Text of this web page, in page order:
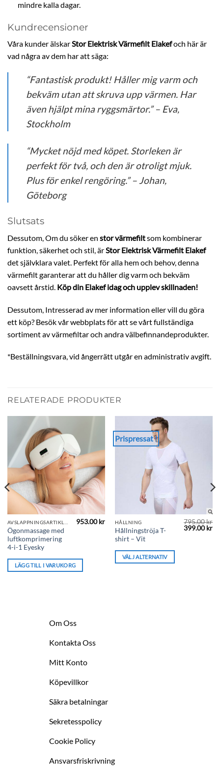
mindre kalla dagar.
Kundrecensioner
Våra kunder älskarStor Elektrisk Värmefilt Elakefoch här är
vad några av dem har att säga:
“Fantastisk produkt! Håller mig varm och
bekväm utan att skruva upp värmen. Har
även hjälpt mina ryggsmärtor.” – Eva,
Stockholm
“Mycket nöjd med köpet. Storleken är
perfekt för två, och den är otroligt mjuk.
Plus för enkel rengöring.” – Johan,
Göteborg
Slutsats
Dessutom, Om du söker en stor värmefiltsom kombinerar
funktion, säkerhet och stil, ärStor Elektrisk Värmefilt Elakef
det självklara valet. Perfekt för alla hem och behov, denna
värmefilt garanterar att du håller dig varm och bekväm
oavsett årstid. Köp din Elakef idag och upplev skillnaden!
Dessutom, Intresserad av mer information eller vill du göra
ett köp? Besök vår webbplats för att se vårt fullständiga
sortiment av värmefiltar och andra välbefinnandeprodukter.
*Beställningsvara, vid ångerrätt utgår en administrativ avgift.
RELATERADE PRODUKTER
Ögonmassage med
luftkomprimering
4-i-1 Eyesky
953.00kr
LÄGG TILL I VARUKORG
Prispressat !
HÅLLNING
Hållningströja T-
shirt – Vit
795.00kr
Det
399.00kr
VÄLJ ALTERNATIV
Den
här
produkten
har
flera
Om Oss
Kontakta Oss
Mitt Konto
Köpevillkor
Säkra betalningar
Sekretesspolicy
Cookie Policy
Ansvarsfriskrivning